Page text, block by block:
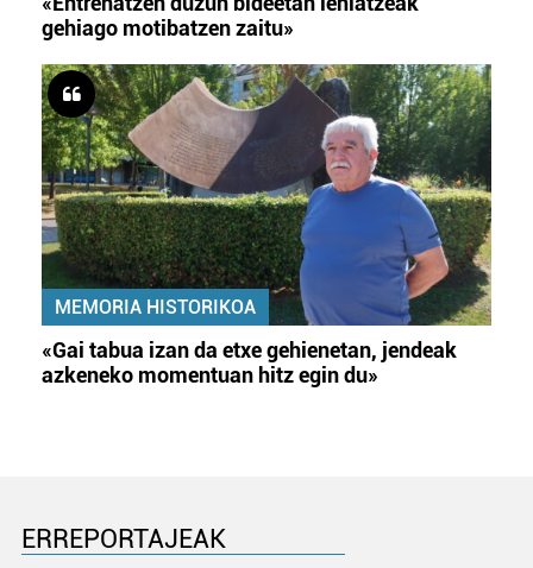
gehiago motibatzen zaitu»
MEMORIA HISTORIKOA
«Gai tabua izan da etxe gehienetan, jendeak
azkeneko momentuan hitz egin du»
ERREPORTAJEAK